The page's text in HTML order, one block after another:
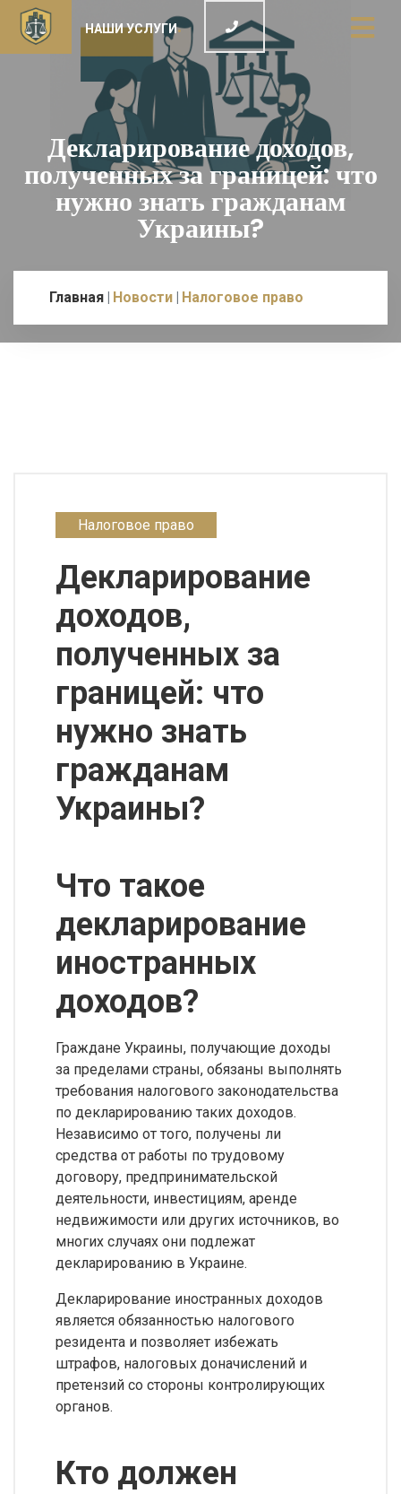
НАШИ УСЛУГИ
Декларирование доходов,
полученных за границей: что
нужно знать гражданам
Украины?
Главная Новости Налоговое право
Налоговое право
Декларирование
доходов,
полученных за
границей: что
нужно знать
гражданам
Украины?
Что такое
декларирование
иностранных
доходов?
Граждане Украины, получающие доходы
за пределами страны, обязаны выполнять
требования налогового законодательства
по декларированию таких доходов.
Независимо от того, получены ли
средства от работы по трудовому
договору, предпринимательской
деятельности, инвестициям, аренде
недвижимости или других источников, во
многих случаях они подлежат
декларированию в Украине.
Декларирование иностранных доходов
является обязанностью налогового
резидента и позволяет избежать
штрафов, налоговых доначислений и
претензий со стороны контролирующих
органов.
Кто должен